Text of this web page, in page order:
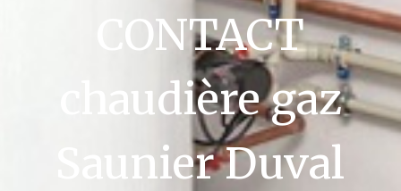
CONTACT
chaudière gaz
Saunier Duval